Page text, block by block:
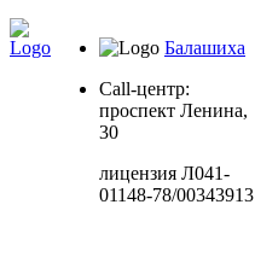
Балашиха
Call-центр:
проспект Ленина,
30
лицензия Л041-
01148-78/00343913